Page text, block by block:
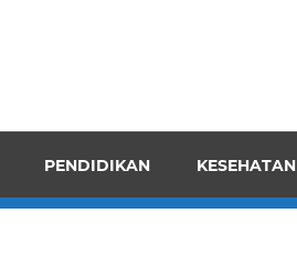
PENDIDIKAN KESEHATAN